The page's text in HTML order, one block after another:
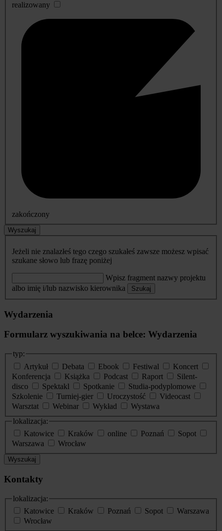
realizowany
zakończony
Wyszukaj
Jeżeli nie znalazłeś tego czego szukałeś zawsze możesz wpisać
szukane słowo lub frazę poniżej
Wpisz fragment nazwy projektu
albo imię i/lub nazwisko kierownika
Szukaj
Wydarzenia
Formularz wyszukiwania na belce: Wydarzenia
typ:
Artykuł
Debata Ebook Festiwal
Koncert
Konferencja
Książka Podcast Raport
Silent-
disco
Spektakl Spotkanie
Studia-podyplomowe
Szkolenie
Turniej-gier Uroczystość
Videocast
Warsztat
Webinar Wykład
Wystawa
lokalizacja:
Katowice
Kraków online Poznań
Sopot
Warszawa
Wrocław
Wyszukaj
Kontakty
lokalizacja:
Katowice
Kraków Poznań Sopot
Warszawa
Wrocław